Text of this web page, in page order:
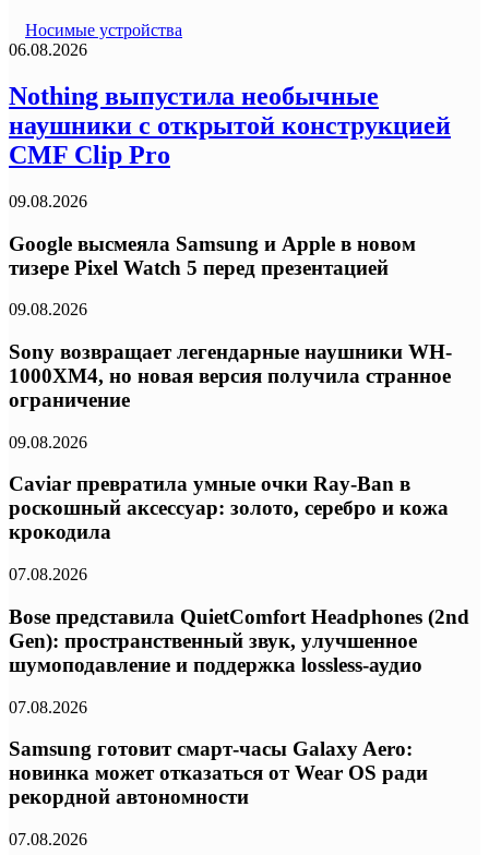
Носимые устройства
06.08.2026
Nothing выпустила необычные
наушники с открытой конструкцией
CMF Clip Pro
09.08.2026
Google высмеяла Samsung и Apple в новом
тизере Pixel Watch 5 перед презентацией
09.08.2026
Sony возвращает легендарные наушники WH-
1000XM4, но новая версия получила странное
ограничение
09.08.2026
Caviar превратила умные очки Ray-Ban в
роскошный аксессуар: золото, серебро и кожа
крокодила
07.08.2026
Bose представила QuietComfort Headphones (2nd
Gen): пространственный звук, улучшенное
шумоподавление и поддержка lossless-аудио
07.08.2026
Samsung готовит смарт-часы Galaxy Aero:
новинка может отказаться от Wear OS ради
рекордной автономности
07.08.2026